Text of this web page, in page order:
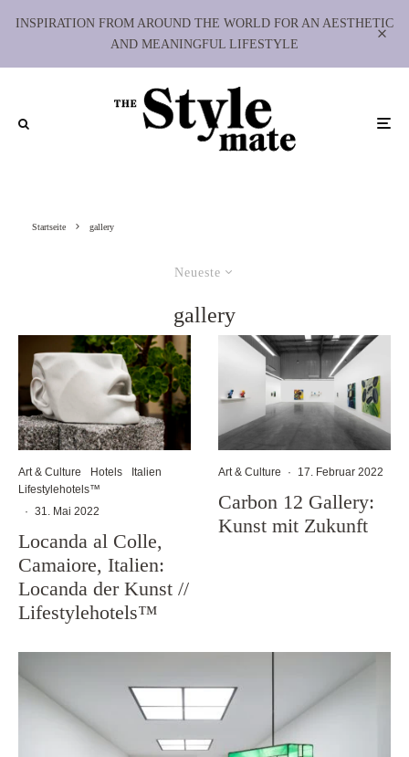
INSPIRATION FROM AROUND THE WORLD FOR AN AESTHETIC
AND MEANINGFUL LIFESTYLE
Startseite gallery
Neueste
gallery
Art & Culture Hotels
Italien
Lifestylehotels™
· 31. Mai 2022
Locanda al Colle,
Camaiore, Italien:
Locanda der Kunst //
Lifestylehotels™
Art & Culture · 17. Februar 2022
Carbon 12 Gallery:
Kunst mit Zukunft